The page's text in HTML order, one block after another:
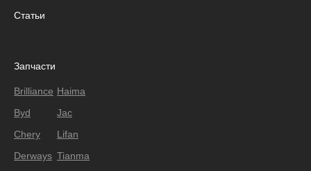
Статьи
Запчасти
Brilliance
Byd
Chery
Derways
Haima
Jac
Lifan
Tianma